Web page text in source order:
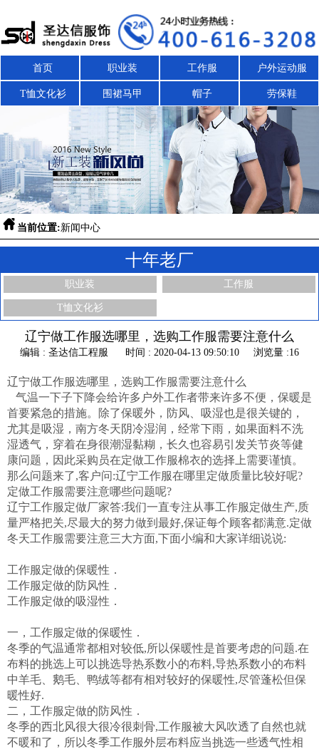
首页 职业装 工作服 户外运动服
T恤文化衫 围裙马甲 帽子 劳保鞋
 当前位置:新闻中心
十年老厂
职业装 工作服
T恤文化衫
辽宁做工作服选哪里，选购工作服需要注意什么
编辑 : 圣达信工程服 时间 : 2020-04-13 09:50:10 浏览量 :16
辽宁做工作服选哪里，选购工作服需要注意什么
气温一下子下降会给许多户外工作者带来许多不便，保暖是
首要紧急的措施。除了保暖外，防风、吸湿也是很关键的，
尤其是吸湿，南方冬天阴冷湿润，经常下雨，如果面料不洗
湿透气，穿着在身很潮湿黏糊，长久也容易引发关节炎等健
康问题，因此采购员在定做工作服棉衣的选择上需要谨慎。
那么问题来了,客户问:辽宁工作服在哪里定做质量比较好呢?
定做工作服需要注意哪些问题呢?
辽宁工作服定做厂家答:我们一直专注从事工作服定做生产,质
量严格把关,尽最大的努力做到最好,保证每个顾客都满意.定做
冬天工作服需要注意三大方面,下面小编和大家详细说说:
工作服定做的保暖性．
工作服定做的防风性．
工作服定做的吸湿性．
一，工作服定做的保暖性．
冬季的气温通常都相对较低,所以保暖性是首要考虑的问题.在
布料的挑选上可以挑选导热系数小的布料,导热系数小的布料
中羊毛、鹅毛、鸭绒等都有相对较好的保暖性,尽管蓬松但保
暖性好.
二，工作服定做的防风性．
冬季的西北风很大很冷很刺骨,工作服被大风吹透了自然也就
不暖和了，所以冬季工作服外层布料应当挑选一些透气性相